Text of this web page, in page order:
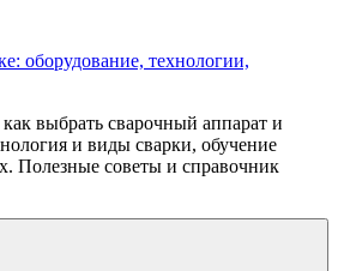
оборудование, технологии,
выбрать сварочный аппарат и
и виды сварки, обучение
Полезные советы и справочник